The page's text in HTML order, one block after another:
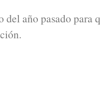
año pasado para